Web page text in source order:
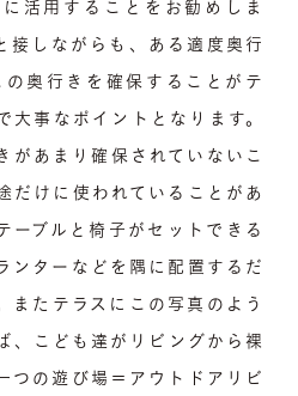
活用することをお勧めしま
接しながらも、ある適度奥行
奥行きを確保することがテ
大事なポイントとなります。
があまり確保されていないこ
だけに使われていることがあ
ーブルと椅子がセットできる
ンターなどを隅に配置するだ
またテラスにこの写真のよう
、こども達がリビングから裸
つの遊び場＝アウトドアリビ